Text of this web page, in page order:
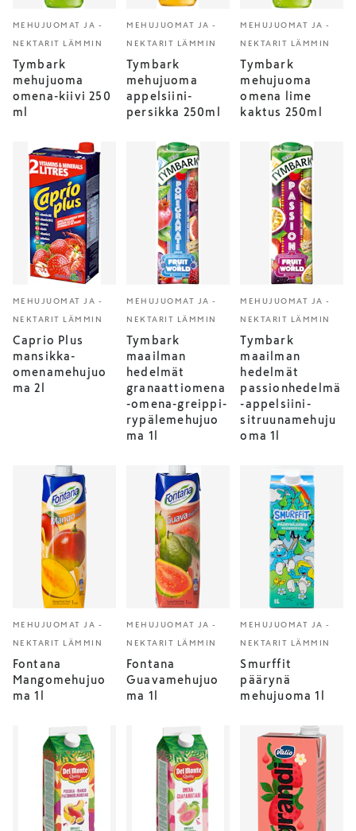
MEHUJUOMAT JA -
NEKTARIT LÄMMIN
Tymbark
mehujuoma
omena-kiivi 250
ml
MEHUJUOMAT JA -
NEKTARIT LÄMMIN
Tymbark
mehujuoma
appelsiini-
persikka 250ml
MEHUJUOMAT JA -
NEKTARIT LÄMMIN
Tymbark
mehujuoma
omena lime
kaktus 250ml
MEHUJUOMAT JA -
NEKTARIT LÄMMIN
Caprio Plus
mansikka-
omenamehujuo
ma 2l
MEHUJUOMAT JA -
NEKTARIT LÄMMIN
Tymbark
maailman
hedelmät
granaattiomena
-omena-greippi-
rypälemehujuo
ma 1l
MEHUJUOMAT JA -
NEKTARIT LÄMMIN
Tymbark
maailman
hedelmät
passionhedelmä
-appelsiini-
sitruunamehuju
oma 1l
MEHUJUOMAT JA -
NEKTARIT LÄMMIN
Fontana
Mangomehujuo
ma 1l
MEHUJUOMAT JA -
NEKTARIT LÄMMIN
Fontana
Guavamehujuo
ma 1l
MEHUJUOMAT JA -
NEKTARIT LÄMMIN
Smurffit
päärynä
mehujuoma 1l